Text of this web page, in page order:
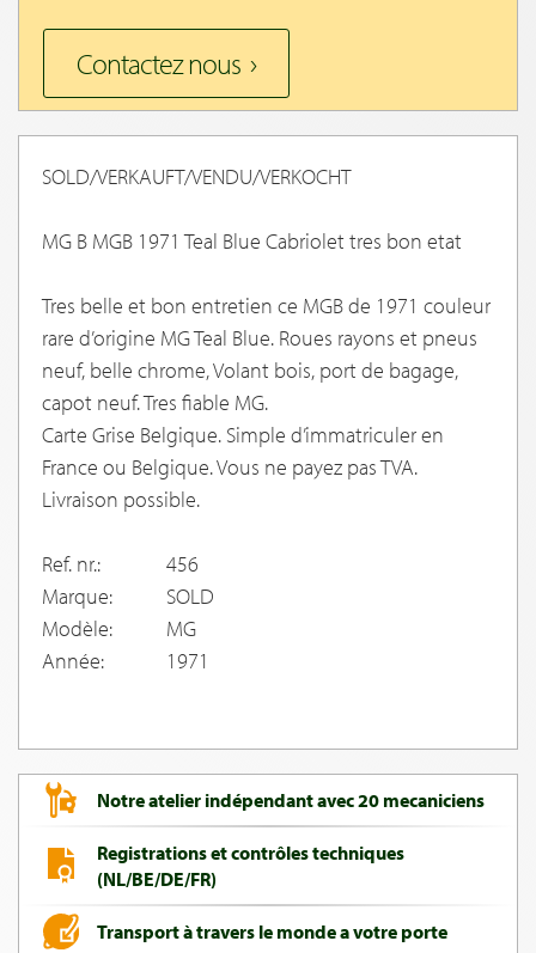
Contactez nous
SOLD/VERKAUFT/VENDU/VERKOCHT
MG B MGB 1971 Teal Blue Cabriolet tres bon etat
Tres belle et bon entretien ce MGB de 1971 couleur
rare d’origine MG Teal Blue. Roues rayons et pneus
neuf, belle chrome, Volant bois, port de bagage,
capot neuf. Tres fiable MG.
Carte Grise Belgique. Simple d’immatriculer en
France ou Belgique. Vous ne payez pas TVA.
Livraison possible.
Ref. nr.:
456
Marque:
SOLD
Modèle:
MG
Année:
1971
Notre atelier indépendant avec 20 mecaniciens
Registrations et contrôles techniques
(NL/BE/DE/FR)
Transport à travers le monde a votre porte